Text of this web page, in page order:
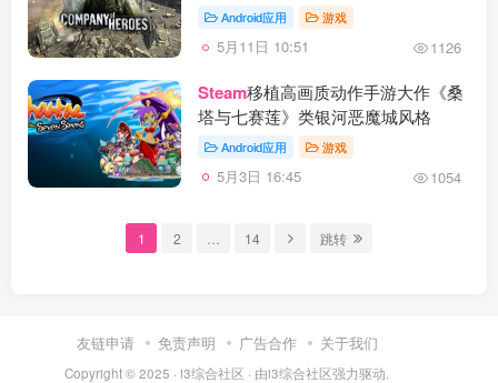
Android应用 游戏
5月11日 10:51 1126
Steam移植高画质动作手游大作《桑
塔与七赛莲》类银河恶魔城风格
Android应用 游戏
5月3日 16:45 1054
1 2 14 跳转
友链申请 免责声明 广告合作 关于我们
Copyright © 2025 · i3综合社区 · 由i3综合社区强力驱动.